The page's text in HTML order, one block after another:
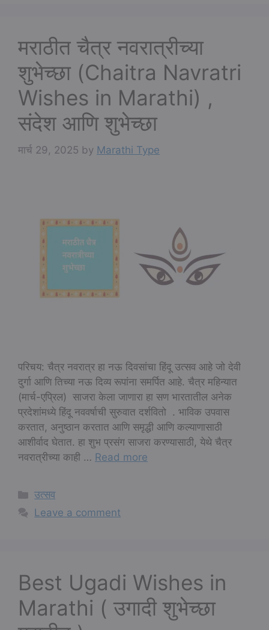
मराठीत चैत्र नवरात्रीच्या
शुभेच्छा (Chaitra Navratri
Wishes in Marathi) ,
संदेश आणि शुभेच्छा
मार्च 29, 2025 by Marathi Type
परिचय: चैत्र नवरात्र हा नऊ दिवसांचा हिंदू उत्सव आहे जो देवी
दुर्गा आणि तिच्या नऊ दिव्य रूपांना समर्पित आहे. चैत्र महिन्यात
(मार्च-एप्रिल) साजरा केला जाणारा हा सण भारतातील अनेक
प्रदेशांमध्ये हिंदू नववर्षाची सुरुवात दर्शवितो . भाविक उपवास
करतात, अनुष्ठान करतात आणि समृद्धी आणि कल्याणासाठी
आशीर्वाद घेतात. हा शुभ प्रसंग साजरा करण्यासाठी, येथे चैत्र
नवरात्रीच्या काही … Read more
Categories
उत्सव
Leave a comment
Best Ugadi Wishes in
Marathi ( उगादी शुभेच्छा